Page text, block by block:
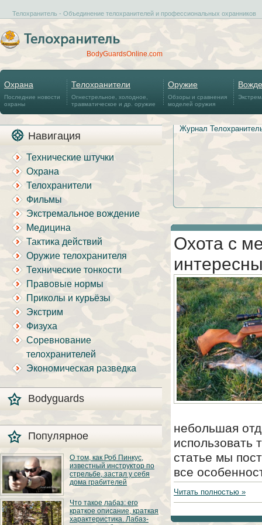
Телохранитель - Объединение телохранителей и профессиональных охранников
BodyGuardsOnline.com
Охрана
Последние новости
охраны
Телохранители
Огнестрельное, холодное,
травматическое и др. оружие
Оружие
Обзоры и сравнения
моделей оружия
Навигация
Технические штучки
Охрана
Телохранители
Фильмы
Экстремальное вождение
Медицина
Тактика действий
Оружие телохранителя
Технические тонкости
Правовые нормы
Приколы и курьёзы
Экстрим
Физуха
Соревнование
телохранителей
Экономическая разведка
Bodyguards
Популярное
О том, как Роб Пинкус,
известный инструктор по
стрельбе, застал у себя
дома грабителей
Вот вы всё говорите:
«В США круто, там
можно любого
постороннего в своём
Что такое лабаз: его
краткое описание, краткая
характеристика. Лабаз-
Журнал
Охота с
небольшая
использовать
статье мы
все
Читать полностью »